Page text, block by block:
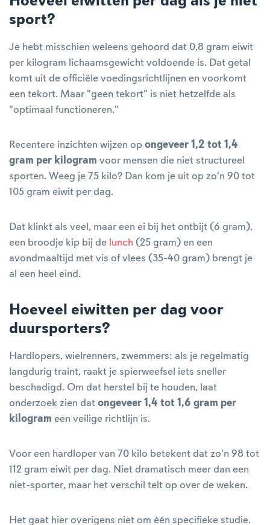
sport?
Je hebt misschien weleens gehoord dat 0,8 gram eiwit
per kilogram lichaamsgewicht voldoende is. Dat getal
komt uit de officiële voedingsrichtlijnen en voorkomt
een tekort. Maar "geen tekort" is niet hetzelfde als
"optimaal functioneren."
Recentere inzichten wijzen op ongeveer 1,2 tot 1,4
gram per kilogram voor mensen die niet structureel
sporten. Weeg je 75 kilo? Dan kom je uit op zo'n 90 tot
105 gram eiwit per dag.
Dat klinkt als veel, maar een ei bij het ontbijt (6 gram),
een broodje kip bij de lunch (25 gram) en een
avondmaaltijd met vis of vlees (35-40 gram) brengt je
al een heel eind.
Hoeveel eiwitten per dag voor
duursporters?
Hardlopers, wielrenners, zwemmers: als je regelmatig
langdurig traint, raakt je spierweefsel iets sneller
beschadigd. Om dat herstel bij te houden, laat
onderzoek zien dat ongeveer 1,4 tot 1,6 gram per
kilogram een veilige richtlijn is.
Voor een hardloper van 70 kilo betekent dat zo'n 98 tot
112 gram eiwit per dag. Niet dramatisch meer dan een
niet-sporter, maar het verschil telt op over de weken.
Het gaat hier overigens niet om één specifieke studie.